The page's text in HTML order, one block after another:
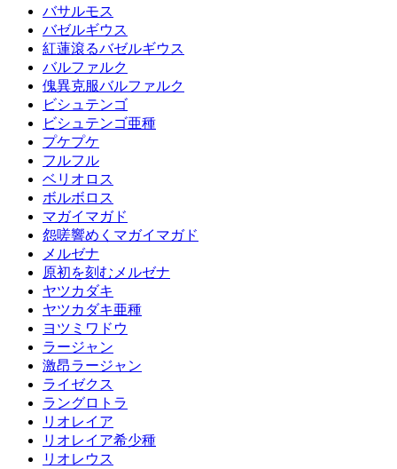
バサルモス
バゼルギウス
紅蓮滾るバゼルギウス
バルファルク
傀異克服バルファルク
ビシュテンゴ
ビシュテンゴ亜種
プケプケ
フルフル
ベリオロス
ボルボロス
マガイマガド
怨嗟響めくマガイマガド
メルゼナ
原初を刻むメルゼナ
ヤツカダキ
ヤツカダキ亜種
ヨツミワドウ
ラージャン
激昂ラージャン
ライゼクス
ラングロトラ
リオレイア
リオレイア希少種
リオレウス